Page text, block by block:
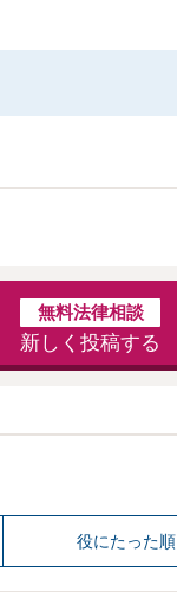
無料法律相談
新しく投稿する
役にたった順